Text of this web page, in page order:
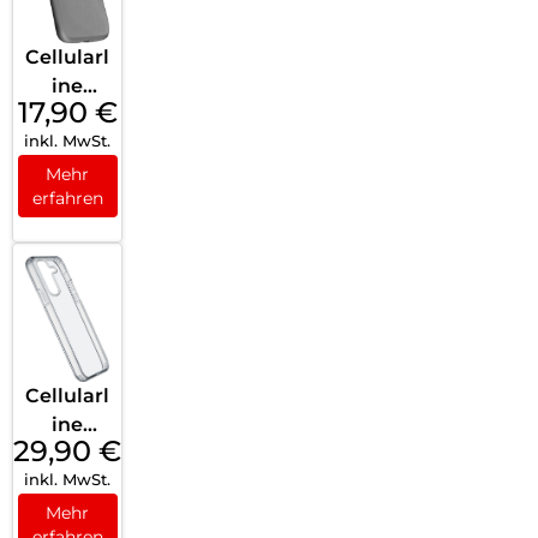
Cellularl
ine
Chroma
Case
Galaxy
A16 5G/
Black
17,90 €
inkl. MwSt.
Mehr
erfahren
Cellularl
ine
Clear
Strong
Case
29,90 €
inkl. MwSt.
Mehr